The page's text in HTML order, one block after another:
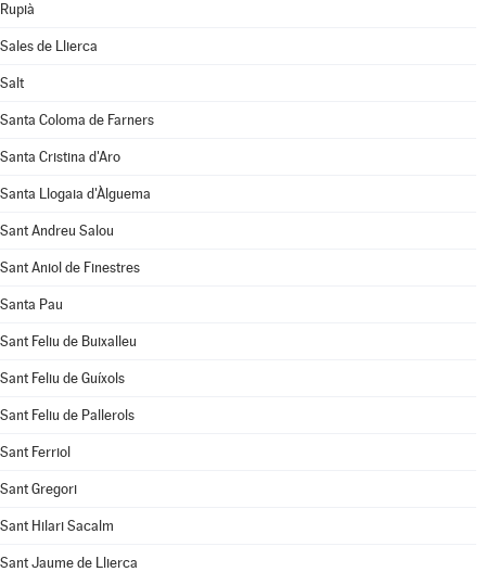
Rupià
Sales de Llierca
Salt
Santa Coloma de Farners
Santa Cristina d'Aro
Santa Llogaia d'Àlguema
Sant Andreu Salou
Sant Aniol de Finestres
Santa Pau
Sant Feliu de Buixalleu
Sant Feliu de Guíxols
Sant Feliu de Pallerols
Sant Ferriol
Sant Gregori
Sant Hilari Sacalm
Sant Jaume de Llierca